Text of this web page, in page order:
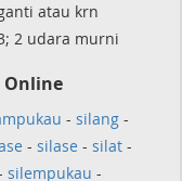
atau krn
2 udara murni
Online
- silang -
- silase - silat -
silempukau -